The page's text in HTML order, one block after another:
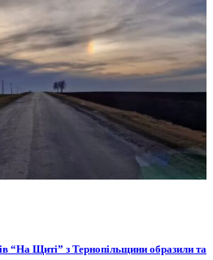
“На Щиті” з Тернопільщини образили та